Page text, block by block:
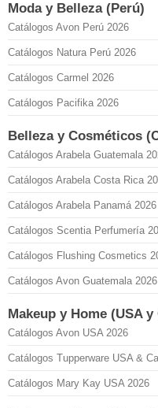
Moda y Belleza (Perú)
Catálogos Avon Perú 2026
Catálogos Natura Perú 2026
Catálogos Carmel 2026
Catálogos Pacifika 2026
Belleza y Cosméticos
Catálogos Arabela Guatemala
Catálogos Arabela Costa Rica
Catálogos Arabela Panamá 2026
Catálogos Scentia Perfumería
Catálogos Flushing Cosmetics
Catálogos Avon Guatemala 2026
Makeup y Home (USA y
Catálogos Avon USA 2026
Catálogos Tupperware USA &
Catálogos Mary Kay USA 2026